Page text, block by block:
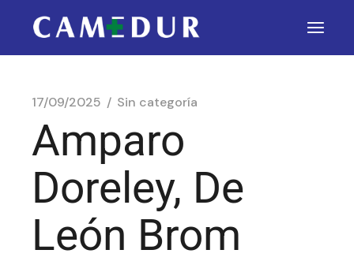
17/09/2025 Sin categoría
Amparo
Doreley, De
León Brom